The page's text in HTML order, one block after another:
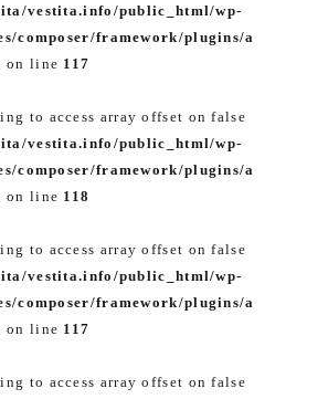
vestita.info/public_html/wp-
composer/framework/plugins/a
on line 117
to access array offset on false
vestita.info/public_html/wp-
composer/framework/plugins/a
on line 118
to access array offset on false
vestita.info/public_html/wp-
composer/framework/plugins/a
on line 117
to access array offset on false